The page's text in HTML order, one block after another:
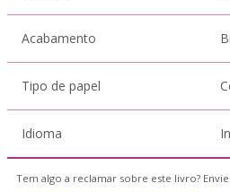
Acabamento
Tipo de papel
Idioma
Tem algo a reclamar sobre este livro?